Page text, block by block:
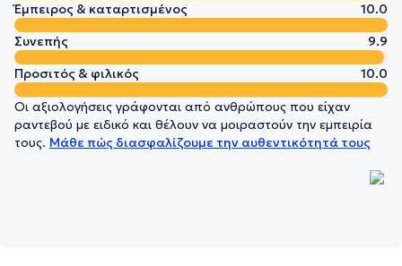
Έμπειρος & καταρτισμένος
10.0
Συνεπής
9.9
Προσιτός & φιλικός
10.0
Οι αξιολογήσεις γράφονται από ανθρώπους που είχαν
ραντεβού με ειδικό και θέλουν να μοιραστούν την εμπειρία
τους. Μάθε πώς διασφαλίζουμε την αυθεντικότητά τους